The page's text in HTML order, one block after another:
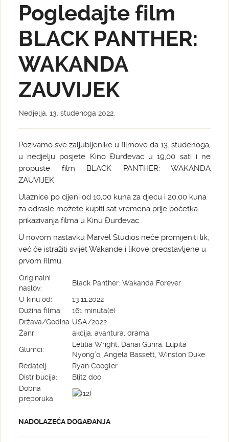
Pogledajte film
BLACK PANTHER:
WAKANDA
ZAUVIJEK
Nedjelja, 13. studenoga 2022.
Pozivamo sve zaljubljenike u filmove da 13. studenoga,
u nedjelju posjete Kino Đurđevac u 19,00 sati i ne
propuste film BLACK PANTHER: WAKANDA
ZAUVIJEK.
Ulaznice po cijeni od 10,00 kuna za djecu i 20,00 kuna
za odrasle možete kupiti sat vremena prije početka
prikazivanja filma u Kinu Đurđevac.
U novom nastavku Marvel Studios neće promijeniti lik,
već će istražiti svijet Wakande i likove predstavljene u
prvom filmu.
Originalni
naslov:
Black Panther: Wakanda Forever
U kinu od:
13.11.2022
Dužina filma:
161 minuta(e)
Država/Godina: USA/2022
Žanr:
akcija, avantura, drama
Glumci:
Letitia Wright, Danai Gurira, Lupita
Nyong’o, Angela Bassett, Winston Duke
Redatelj:
Ryan Coogler
Distribucija:
Blitz doo
Dobna
preporuka:
NADOLAZEĆA DOGAĐANJA